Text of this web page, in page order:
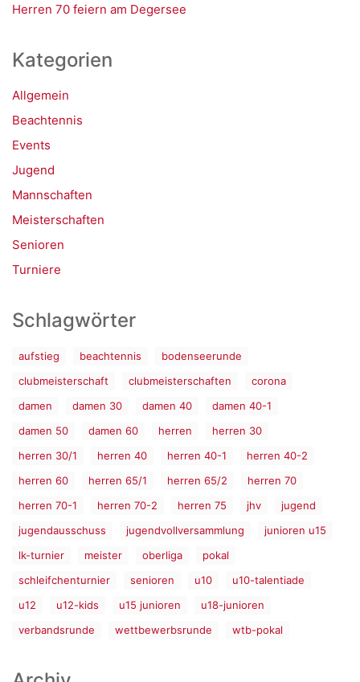
Herren 70 feiern am Degersee
Kategorien
Allgemein
Beachtennis
Events
Jugend
Mannschaften
Meisterschaften
Senioren
Turniere
Schlagwörter
aufstieg beachtennis
bodenseerunde
clubmeisterschaft
clubmeisterschaften
corona
damen
damen 30 damen 40
damen 40-1
damen 50
damen 60 herren
herren 30
herren 30/1
herren 40 herren 40-1
herren 40-2
herren 60
herren 65/1 herren 65/2
herren 70
herren 70-1
herren 70-2 herren 75 jhv
jugend
jugendausschuss
jugendvollversammlung
junioren u15
lk-turnier
meister oberliga
pokal
schleifchenturnier
senioren u10
u10-talentiade
u12
u12-kids u15 junioren
u18-junioren
verbandsrunde
wettbewerbsrunde wtb-pokal